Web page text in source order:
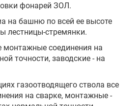
фонарей ЗОЛ.
на башню по всей ее высоте
лестницы-стремянки.
монтажные соединения на
точности, заводские - на
газоотводящего ствола все
на сварке, монтажные -